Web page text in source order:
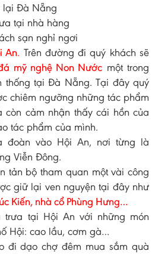
lại Đà Nẵng
tại nhà hàng
sạn nghỉ ngơi
An. Trên đường đi quý khách sẽ
mỹ nghệ Non Nước một trong
thống tại Đà Nẵng. Tại đây quý
chiêm ngưỡng những tác phẩm
còn cảm nhận thấy cái hồn của
tác phẩm của mình.
đoàn vào Hội An, nơi từng là
Viễn Đông.
tản bộ tham quan một vài công
giữ lại ven nguyện tại đây như
Kiến, nhà cổ Phùng Hưng…
tại Hội An với những món
Hội: cao lầu, cơm gà…
đi dạo chợ đêm mua sắm quà